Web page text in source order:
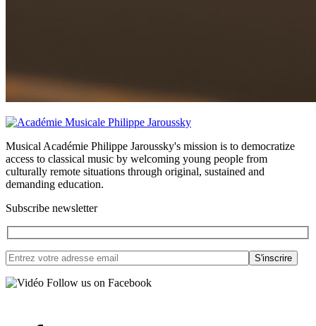
Musical Académie Philippe Jaroussky's mission is to democratize
access to classical music by welcoming young people from
culturally remote situations through original, sustained and
demanding education.
Subscribe newsletter
Follow us on Facebook